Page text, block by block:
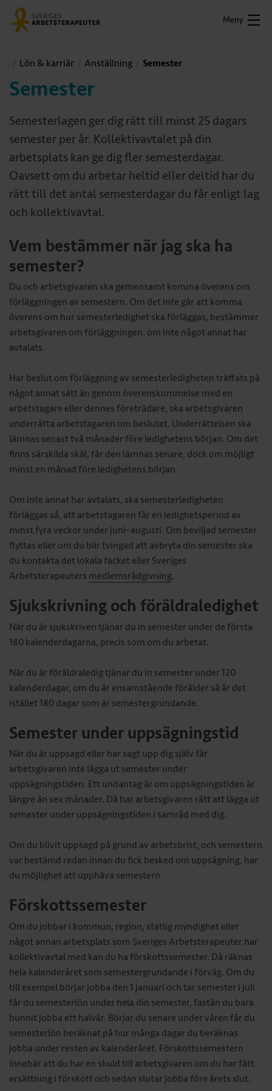
Meny
Lön & karriär Anställning Semester
Semester
Semesterlagen ger dig rätt till minst 25 dagars
semester per år. Kollektivavtalet på din
arbetsplats kan ge dig fler semesterdagar.
Oavsett om du arbetar heltid eller deltid har du
rätt till det antal semesterdagar du får enligt lag
och kollektivavtal.
Vem bestämmer när jag ska ha
semester?
Du och arbetsgivaren ska gemensamt komma överens om
förläggningen av semestern. Om det inte går att komma
överens om hur semesterledighet ska förläggas, bestämmer
arbetsgivaren om förläggningen, om inte något annat har
avtalats.
Har beslut om förläggning av semesterledigheten träffats på
något annat sätt än genom överenskommelse med en
arbetstagare eller dennes företrädare, ska arbetsgivaren
underrätta arbetstagaren om beslutet. Underrättelsen ska
lämnas senast två månader före ledighetens början. Om det
finns särskilda skäl, får den lämnas senare, dock om möjligt
minst en månad före ledighetens början.
Om inte annat har avtalats, ska semesterledigheten
förläggas så, att arbetstagaren får en ledighetsperiod av
minst fyra veckor under juni–augusti. Om beviljad semester
flyttas eller om du blir tvingad att avbryta din semester ska
du kontakta det lokala facket eller Sveriges
Arbetsterapeuters medlemsrådgivning.
Sjukskrivning och föräldraledighet
När du är sjukskriven tjänar du in semester under de första
180 kalenderdagarna, precis som om du arbetat.
När du är föräldraledig tjänar du in semester under 120
kalenderdagar, om du är ensamstående förälder så är det
istället 180 dagar som är semestergrundande.
Semester under uppsägningstid
När du är uppsagd eller har sagt upp dig själv får
arbetsgivaren inte lägga ut semester under
uppsägningstiden. Ett undantag är om uppsägningstiden är
längre än sex månader. Då har arbetsgivaren rätt att lägga ut
semester under uppsägningstiden i samråd med dig.
Om du blivit uppsagd på grund av arbetsbrist, och semestern
var bestämd redan innan du fick besked om uppsägning, har
du möjlighet att upphäva semestern.
Förskottssemester
Om du jobbar i kommun, region, statlig myndighet eller
något annan arbetsplats som Sveriges Arbetsterapeuter har
kollektivavtal med kan du ha förskottssemester. Då räknas
hela kalenderåret som semestergrundande i förväg. Om du
till exempel börjar jobba den 1 januari och tar semester i juli
får du semesterlön under hela din semester, fastän du bara
hunnit jobba ett halvår. Börjar du senare under våren får du
semesterlön beräknat på hur många dagar du beräknas
jobba under resten av kalenderåret. Förskottssemestern
innebär att du har en skuld till arbetsgivaren om du har fått
ersättning i förskott och sedan slutar jobba före årets slut.